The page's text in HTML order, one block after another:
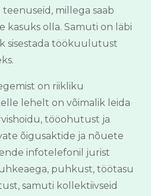
teenuseid, millega saab
kasuks olla. Samuti on läbi
sisestada töökuulutust
on riikliku
lehelt on võimalik leida
tööohutust ja
õigusaktide ja nõuete
infotelefonil jurist
puhkust, töötasu
samuti kollektiivseid